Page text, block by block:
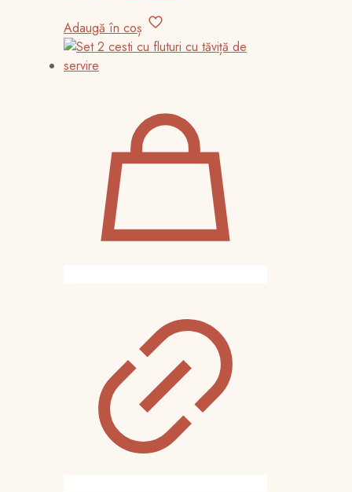
a
fost:
350,00 lei.
Adaugă în coș